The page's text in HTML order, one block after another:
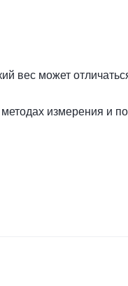
вес может
измерения и